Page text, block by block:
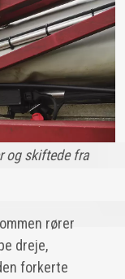
og skiftede fra
rører
dreje,
forkerte